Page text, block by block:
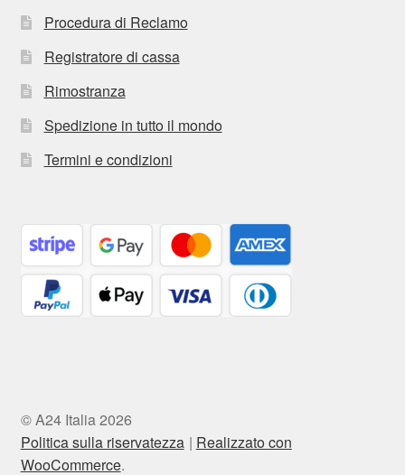
Procedura di Reclamo
Registratore di cassa
Rimostranza
Spedizione in tutto il mondo
Termini e condizioni
© A24 Italia 2026
Politica sulla riservatezza
Realizzato con
WooCommerce.